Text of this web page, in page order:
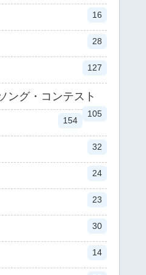
16
28
127
ング・コンテスト
105
154
32
24
23
30
14